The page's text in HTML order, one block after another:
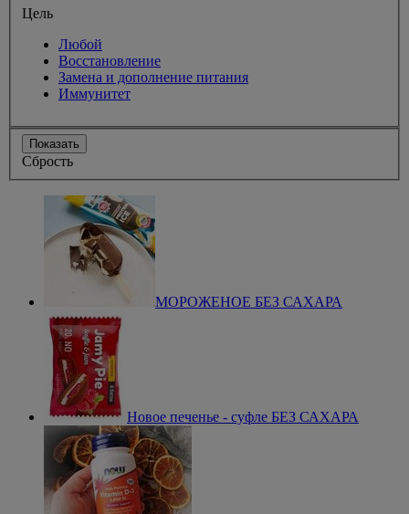
Цель
Любой
Восстановление
Замена и дополнение питания
Иммунитет
Показать
Сбрость
МОРОЖЕНОЕ БЕЗ САХАРА
Новое печенье - суфле БЕЗ САХАРА